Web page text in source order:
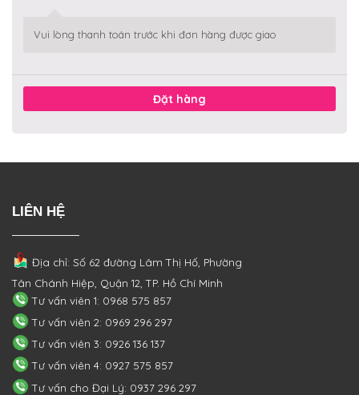
Vui lòng thanh toán trước khi đơn hàng được giao
Đặt hàng
LIÊN HỆ
Địa chỉ: Số 62 đường Lâm Thị Hố, Phường
Tân Chánh Hiệp, Quận 12, TP. Hồ Chí Minh
Tư vấn viên 1: 0968 575 857
Tư vấn viên 2: 0969 296 297
Tư vấn viên 3: 0926 136 137
Tư vấn viên 4: 0927 575 857
Tư vấn cho Đại Lý: 0937 296 297